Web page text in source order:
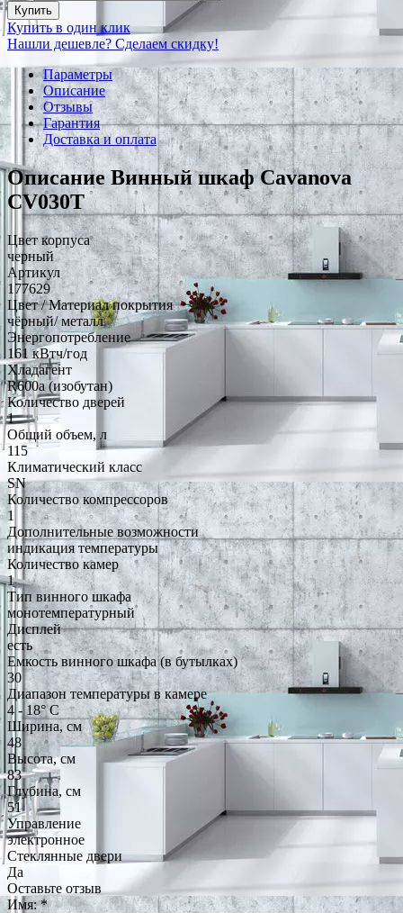
Купить
Купить в один клик
Нашли дешевле? Сделаем скидку!
Параметры
Описание
Отзывы
Гарантия
Доставка и оплата
Описание Винный шкаф Cavanova
CV030T
Цвет корпуса
черный
Артикул
177629
Цвет / Материал покрытия
чёрный/ металл
Энергопотребление
161 кВтч/год
Хладагент
R600a (изобутан)
Количество дверей
1
Общий объем, л
115
Климатический класс
SN
Количество компрессоров
1
Дополнительные возможности
индикация температуры
Количество камер
1
Тип винного шкафа
монотемпературный
Дисплей
есть
Емкость винного шкафа (в бутылках)
30
Диапазон температуры в камере
4 - 18° С
Ширина, см
48
Высота, см
83
Глубина, см
51
Управление
электронное
Стеклянные двери
Да
Оставьте отзыв
Имя:*